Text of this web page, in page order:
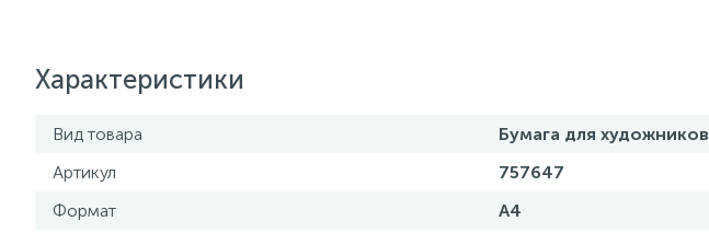
Характеристики
Вид товара
Бумага для художников
Артикул
757647
Формат
А4